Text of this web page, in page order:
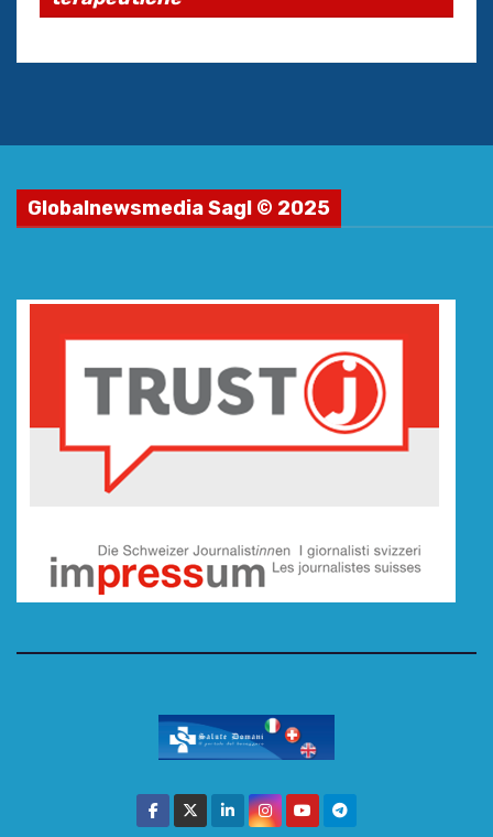
Globalnewsmedia Sagl © 2025